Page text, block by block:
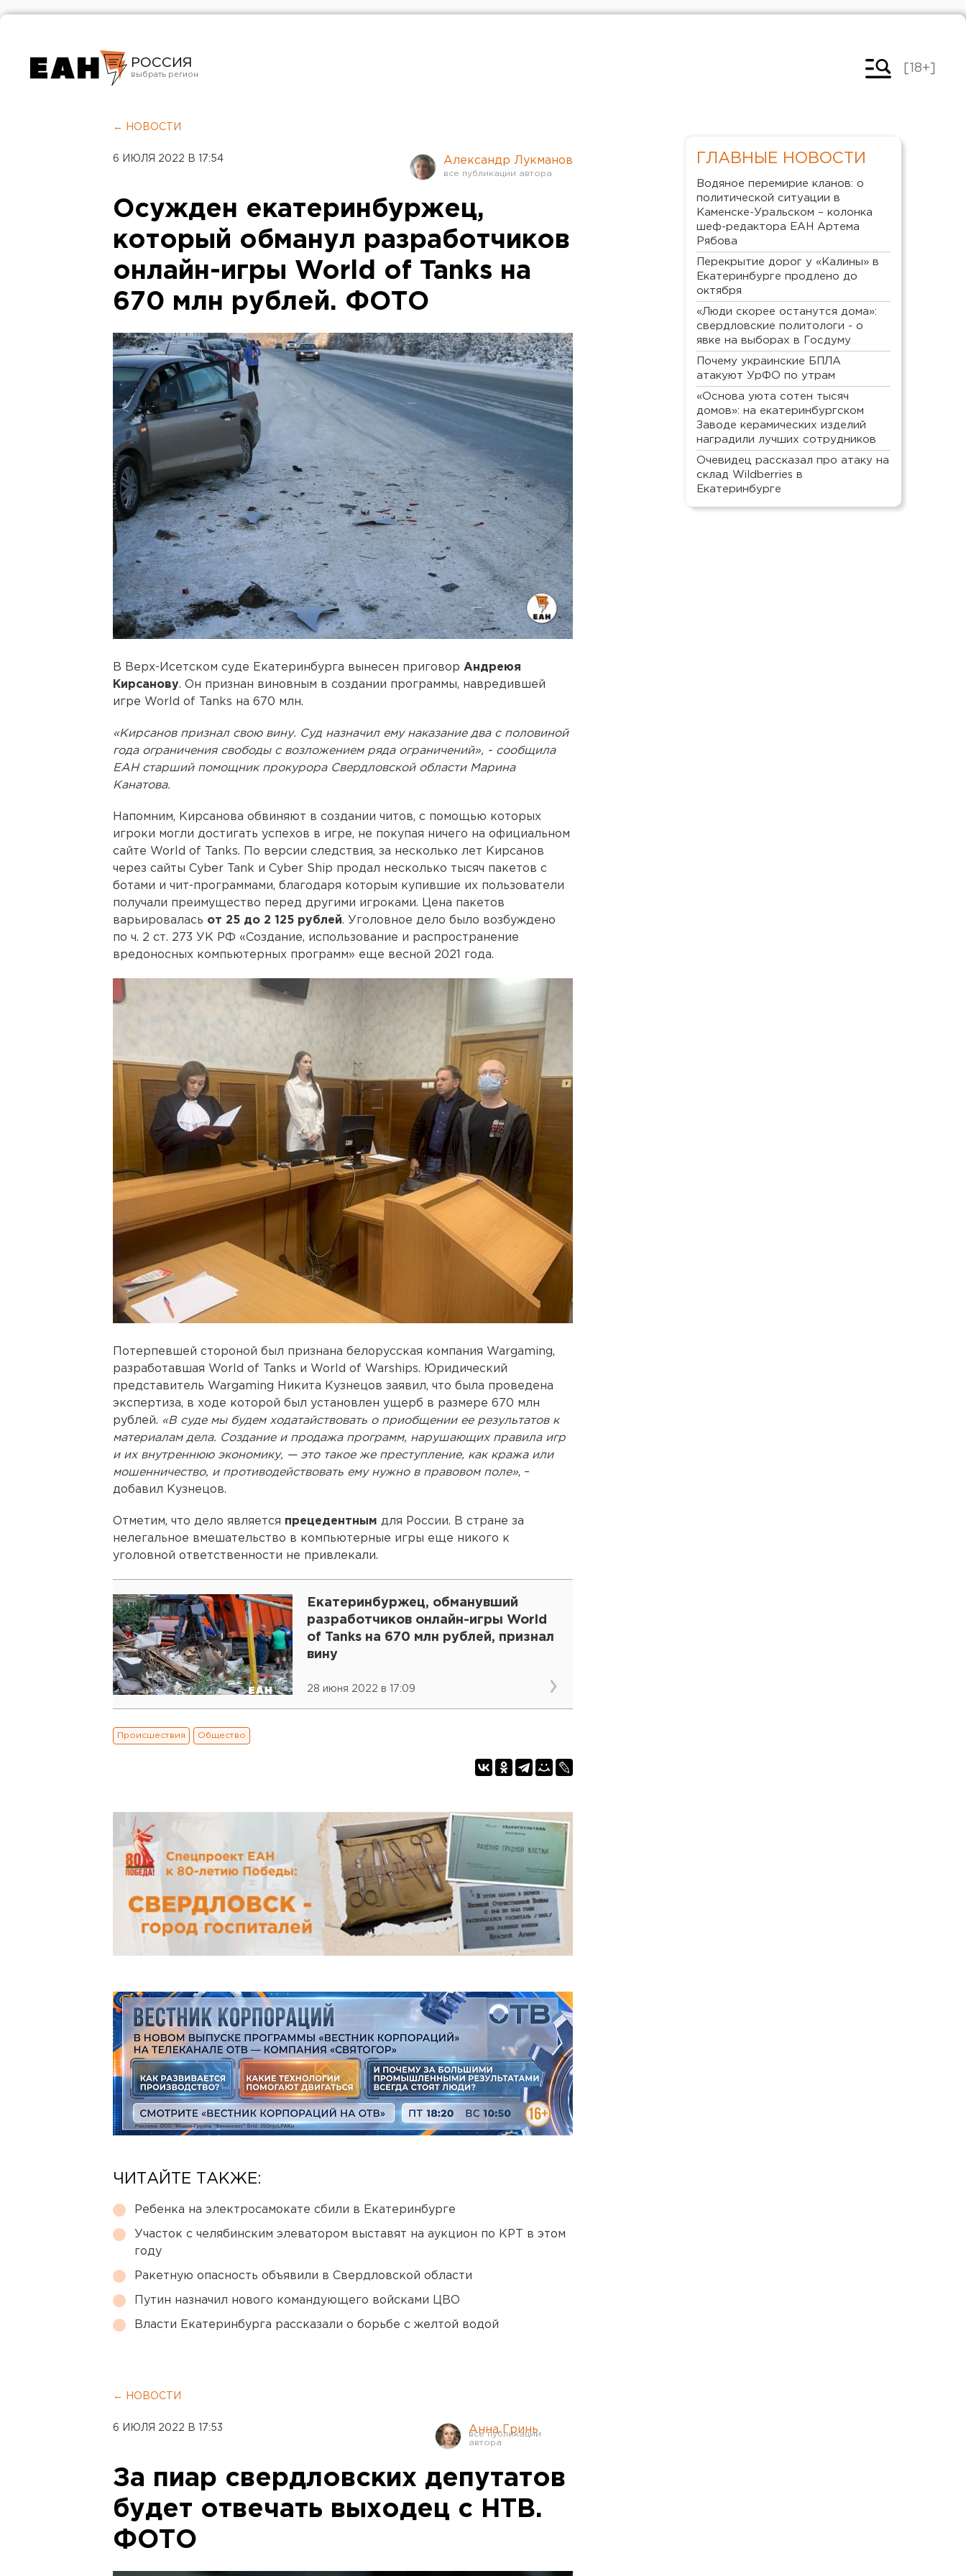
РОССИЯ
Челябинск
[18+]
← НОВОСТИ
6 ИЮЛЯ 2022 В 17:54 Александр Лукманов
Осужден екатеринбуржец,
который обманул разработчиков
онлайн-игры World of Tanks на
670 млн рублей. ФОТО
В Верх-Исетском суде Екатеринбурга вынесен приговор Андреюя
Кирсанову. Он признан виновным в создании программы, навредившей
игре World of Tanks на 670 млн.
«Кирсанов признал свою вину. Суд назначил ему наказание два с половиной
года ограничения свободы с возложением ряда ограничений», - сообщила
ЕАН старший помощник прокурора Свердловской области Марина
Канатова.
Напомним, Кирсанова обвиняют в создании читов, с помощью которых
игроки могли достигать успехов в игре, не покупая ничего на официальном
сайте World of Tanks. По версии следствия, за несколько лет Кирсанов
через сайты Cyber Tank и Cyber Ship продал несколько тысяч пакетов с
ботами и чит-программами, благодаря которым купившие их пользователи
получали преимущество перед другими игроками. Цена пакетов
варьировалась от 25 до 2 125 рублей. Уголовное дело было возбуждено
по ч. 2 ст. 273 УК РФ «Создание, использование и распространение
вредоносных компьютерных программ» еще весной 2021 года.
Потерпевшей стороной был признана белорусская компания Wargaming,
разработавшая World of Tanks и World of Warships. Юридический
представитель Wargaming Никита Кузнецов заявил, что была проведена
экспертиза, в ходе которой был установлен ущерб в размере 670 млн
рублей. «В суде мы будем ходатайствовать о приобщении ее результатов к
материалам дела. Создание и продажа программ, нарушающих правила игр
и их внутреннюю экономику, — это такое же преступление, как кража или
мошенничество, и противодействовать ему нужно в правовом поле», –
добавил Кузнецов.
Отметим, что дело является прецедентным для России. В стране за
нелегальное вмешательство в компьютерные игры еще никого к
уголовной ответственности не привлекали.
Екатеринбуржец, обманувший
разработчиков онлайн-игры World
of Tanks на 670 млн рублей, признал
вину
28 июня 2022 в 17:09
Происшествия Общество
ЧИТАЙТЕ ТАКЖЕ:
Ребенка на электросамокате сбили в Екатеринбурге
Участок с челябинским элеватором выставят на аукцион по КРТ в этом
году
Ракетную опасность объявили в Свердловской области
Путин назначил нового командующего войсками ЦВО
Власти Екатеринбурга рассказали о борьбе с желтой водой
← НОВОСТИ
6 ИЮЛЯ 2022 В 17:53 Анна Гринь
За пиар свердловских депутатов
будет отвечать выходец с НТВ.
ФОТО
ГЛАВНЫЕ НОВОСТИ
Водяное перемирие кланов: о
политической ситуации в
Каменске-Уральском – колонка
шеф-редактора ЕАН Артема
Рябова
Перекрытие дорог у «Калины» в
Екатеринбурге продлено до
октября
«Люди скорее останутся дома»:
свердловские политологи - о
явке на выборах в Госдуму
Почему украинские БПЛА
атакуют УрФО по утрам
«Основа уюта сотен тысяч
домов»: на екатеринбургском
Заводе керамических изделий
наградили лучших сотрудников
Очевидец рассказал про атаку на
склад Wildberries в
Екатеринбурге